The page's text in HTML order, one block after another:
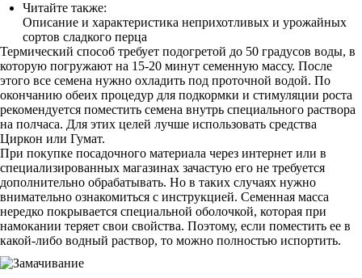
Читайте также:
Описание и характеристика неприхотливых и урожайных
сортов сладкого перца
Термический способ требует подогретой до 50 градусов воды, в
которую погружают на 15-20 минут семенную массу. После
этого все семена нужно охладить под проточной водой. По
окончанию обеих процедур для подкормки и стимуляции роста
рекомендуется поместить семена внутрь специального раствора
на полчаса. Для этих целей лучше использовать средства
Циркон или Гумат.
При покупке посадочного материала через интернет или в
специализированных магазинах зачастую его не требуется
дополнительно обрабатывать. Но в таких случаях нужно
внимательно ознакомиться с инструкцией. Семенная масса
нередко покрывается специальной оболочкой, которая при
намокании теряет свои свойства. Поэтому, если поместить ее в
какой-либо водный раствор, то можно полностью испортить.